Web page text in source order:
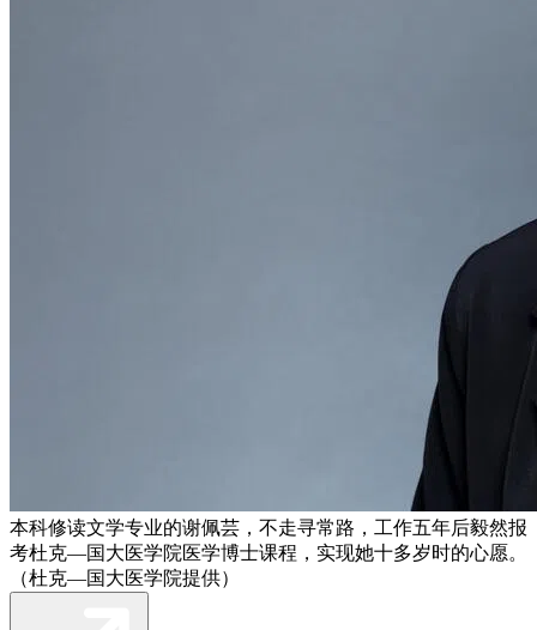
本科修读文学专业的谢佩芸，不走寻常路，工作五年后毅然报
考杜克—国大医学院医学博士课程，实现她十多岁时的心愿。
（杜克—国大医学院提供）